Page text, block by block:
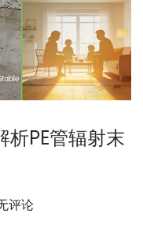
PE管辐射末
评论